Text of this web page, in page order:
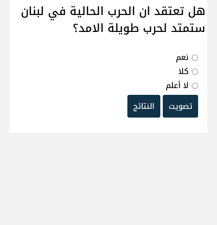
هل تعتقد ان الحرب الحالية في لبنان
ستمتد لحرب طويلة الامد؟
نعم
كلا
لا أعلم
تصويت
النتائج